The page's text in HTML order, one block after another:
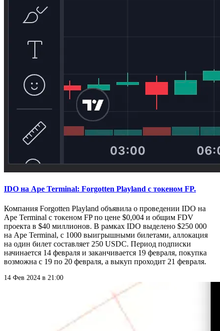
IDO на Ape Terminal: Forgotten Playland с токеном FP.
Компания Forgotten Playland объявила о проведении IDO на
Ape Terminal с токеном FP по цене $0,004 и общим FDV
проекта в $40 миллионов. В рамках IDO выделено $250 000
на Ape Terminal, с 1000 выигрышными билетами, аллокация
на один билет составляет 250 USDC. Период подписки
начинается 14 февраля и заканчивается 19 февраля, покупка
возможна с 19 по 20 февраля, а выкуп проходит 21 февраля.
14 Фев 2024 в 21:00